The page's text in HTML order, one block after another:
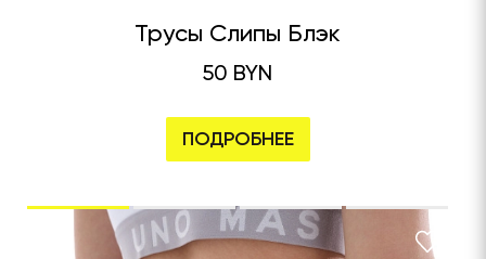
Трусы Слипы Блэк
50 BYN
ПОДРОБНЕЕ